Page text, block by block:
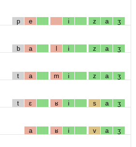
p e i z a ʒ
b a l i z a ʒ
t a m i z a ʒ
t ɛ ʁ i s a ʒ
a ʁ i v a ʒ